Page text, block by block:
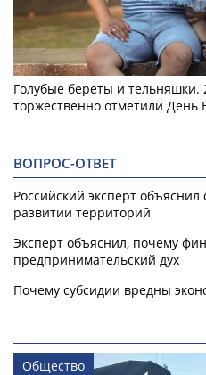
Голубые береты и тельняшки.
торжественно отметили День
ВОПРОС-ОТВЕТ
Российский эксперт
развитии территорий
Эксперт объяснил, почему
предпринимательский дух
Почему субсидии вредны
Общество